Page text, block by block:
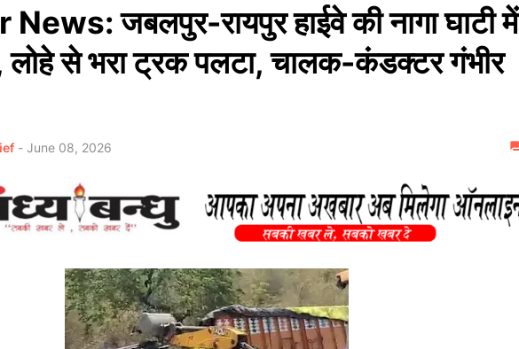
जबलपुर-रायपुर हाईवे की नागा घाटी में
लोहे से भरा ट्रक पलटा, चालक-कंडक्टर गंभीर
- June 08, 2026